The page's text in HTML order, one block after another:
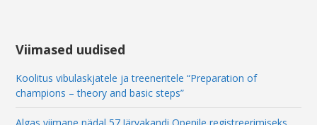
lViimased uudised
Koolitus vibulaskjatele ja treeneritele “Preparation of
champions – theory and basic steps”